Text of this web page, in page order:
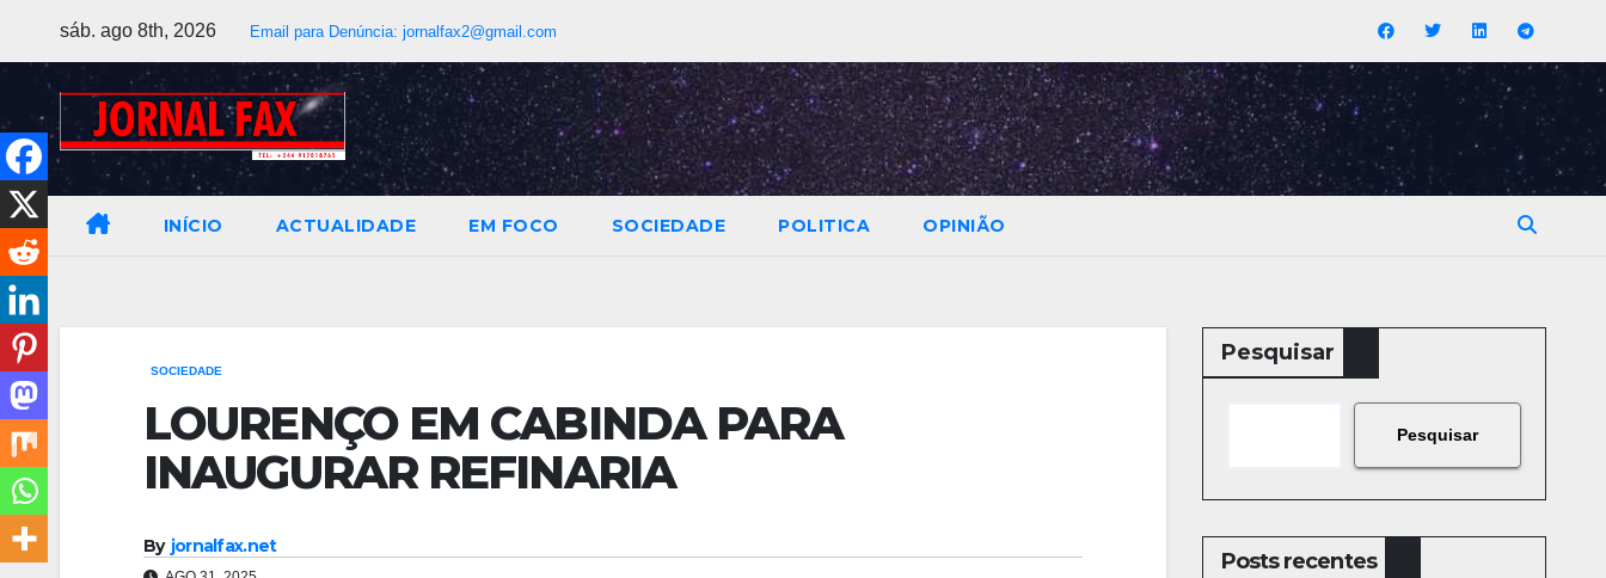
sáb. ago 8th, 2026 Email para Denúncia: jornalfax2@gmail.com
INÍCIO ACTUALIDADE EM FOCO SOCIEDADE POLITICA OPINIÃO
SOCIEDADE
LOURENÇO EM CABINDA PARA
INAUGURAR REFINARIA
By jornalfax.net
Pesquisar
Pesquisar
Posts recentes